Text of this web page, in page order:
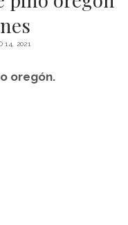
14, 2021
oregón.